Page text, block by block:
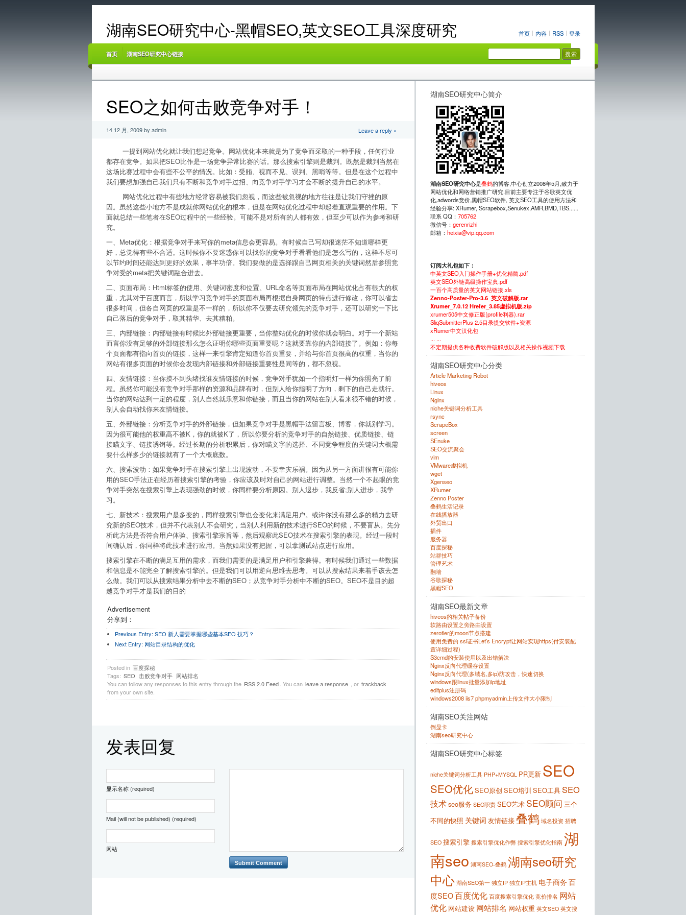
首页 内容 RSS 登录
湖南SEO研究中心-黑帽SEO,英文SEO工具深度研究
首页 湖南SEO研究中心链接
SEO之如何击败竞争对手！
14 12 月, 2009 by admin Leave a reply »
一提到网站优化就让我们想起竞争。网站优化本来就是为了竞争而采取的一种手段，任何行业
都存在竞争。如果把SEO比作是一场竞争异常比赛的话。那么搜索引擎则是裁判。既然是裁判当然在
这场比赛过程中会有些不公平的情况。比如：受贿、视而不见、误判、黑哨等等。但是在这个过程中
我们要想加强自己我们只有不断和竞争对手过招、向竞争对手学习才会不断的提升自己的水平。
网站优化过程中有些地方经常容易被我们忽视，而这些被忽视的地方往往是让我们守挫的原
因。虽然这些小地方不是成就你网站优化的根本，但是在网站优化过程中却起着直观重要的作用。下
面就总结一些笔者在SEO过程中的一些经验。可能不是对所有的人都有效，但至少可以作为参考和研
究。
一、Meta优化：根据竞争对手来写你的meta信息会更容易。有时候自己写却很迷茫不知道哪样更
好，总觉得有些不合适。这时候你不要迷惑你可以找你的竞争对手看看他们是怎么写的，这样不尽可
以节约时间还能达到更好的效果，事半功倍。我们要做的是选择跟自己网页相关的关键词然后参照竞
争对受的meta把关键词融合进去。
二、页面布局：Html标签的使用、关键词密度和位置、URL命名等页面布局在网站优化占有很大的权
重，尤其对于百度而言，所以学习竞争对手的页面布局再根据自身网页的特点进行修改，你可以省去
很多时间，但各自网页的权重是不一样的，所以你不仅要去研究领先的竞争对手，还可以研究一下比
自己落后的竞争对手，取其精华、去其糟粕。
三、内部链接：内部链接有时候比外部链接更重要，当你整站优化的时候你就会明白。对于一个新站
而言你没有足够的外部链接那么怎么证明你哪些页面重要呢？这就要靠你的内部链接了。例如：你每
个页面都有指向首页的链接，这样一来引擎肯定知道你首页重要，并给与你首页很高的权重，当你的
网站有很多页面的时候你会发现内部链接和外部链接重要性是同等的，都不忽视。
四、友情链接：当你摸不到头绪找谁友情链接的时候，竞争对手犹如一个指明灯一样为你照亮了前
程。虽然你可能没有竞争对手那样的资源和品牌有时，但别人给你指明了方向，剩下的自己走就行。
当你的网站达到一定的程度，别人自然就乐意和你链接，而且当你的网站在别人看来很不错的时候，
别人会自动找你来友情链接。
五、外部链接：分析竞争对手的外部链接，但如果竞争对手是黑帽手法留言板、博客，你就别学习。
因为很可能他的权重高不被K，你的就被K了，所以你要分析的竞争对手的自然链接、优质链接、链
接瞄文字、链接诱饵等。经过长期的分析积累后，你对瞄文字的选择、不同竞争程度的关键词大概需
要什么样多少的链接就有了一个大概底数。
六、搜索波动：如果竞争对手在搜索引擎上出现波动，不要幸灾乐祸。因为从另一方面讲很有可能你
用的SEO手法正在经历着搜索引擎的考验，你应该及时对自己的网站进行调整。当然一个不起眼的竞
争对手突然在搜索引擎上表现强劲的时候，你同样要分析原因。别人退步，我反省;别人进步，我学
习。
七、新技术：搜索用户是多变的，同样搜索引擎也会变化来满足用户。或许你没有那么多的精力去研
究新的SEO技术，但并不代表别人不会研究，当别人利用新的技术进行SEO的时候，不要盲从。先分
析此方法是否符合用户体验、搜索引擎宗旨等，然后观察此SEO技术在搜索引擎的表现。经过一段时
间确认后，你同样将此技术进行应用。当然如果没有把握，可以拿测试站点进行应用。
搜索引擎在不断的满足互用的需求，而我们需要的是满足用户和引擎兼得。有时候我们通过一些数据
和信息是不能完全了解搜索引擎的。但是我们可以用逆向思维去思考。可以从搜索结果来着手该去怎
么做。我们可以从搜索结果分析中去不断的SEO；从竞争对手分析中不断的SEO。SEO不是目的超
越竞争对手才是我们的目的
Advertisement
分享到：
Previous Entry: SEO 新人需要掌握哪些基本SEO 技巧？
Next Entry: 网站目录结构的优化
Posted in 百度探秘
Tags: SEO 击败竞争对手 网站排名
You can follow any responses to this entry through the RSS 2.0 Feed . You can leave a response , or trackback
from your own site.
发表回复
显示名称 (required)
Mail (will not be published) (required)
网站
湖南SEO研究中心简介
湖南SEO研究中心是叠鹤的博客,中心创立2008年5月,致力于
网站优化和网络营销推广研究.目前主要专注于谷歌英文优
化,adwords竞价,黑帽SEO软件, 英文SEO工具的使用方法和
经验分享: XRumer, Scrapebox,Senukex,AMR,BMD,TBS......
联系 QQ： 705762
微信号： gerenrizhi
邮箱： heixia@vip.qq.com
订阅大礼包如下：
中英文SEO入门操作手册+优化精髓.pdf
英文SEO外链高级操作宝典.pdf
一百个高质量的英文网站链接.xls
Zenno-Poster-Pro-3.6_英文破解版.rar
Xrumer_7.0.12 Hrefer_3.85虚拟机版.zip
xrumer505中文修正版(profile利器).rar
SliqSubmitterPlus 2.5目录提交软件+资源
xRumer中文汉化包
... ...
不定期提供各种收费软件破解版以及相关操作视频下载
湖南SEO研究中心分类
Article Marketing Robot
hiveos
Linux
Nginx
niche关键词分析工具
rsync
ScrapeBox
screen
SEnuke
SEO交流聚会
vim
VMware虚拟机
wget
Xgenseo
XRumer
Zenno Poster
叠鹤生活记录
在线播放器
外贸出口
插件
服务器
百度探秘
站群技巧
管理艺术
翻墙
谷歌探秘
黑帽SEO
湖南SEO最新文章
hiveos的相关帖子备份
软路由设置之旁路由设置
zerotier的moon节点搭建
使用免费的 ssl证书Let’s Encrypt让网站实现https(付安装配
置详细过程)
S3cmd的安装使用以及出错解决
Nginx反向代理缓存设置
Nginx反向代理(多域名,多ip)防攻击，快速切换
windows跟linux批量添加ip地址
editplus注册码
windows2008 iis7 phpmyadmin上传文件大小限制
湖南SEO关注网站
倒显卡
湖南seo研究中心
湖南SEO研究中心标签
niche关键词分析工具 PHP+MYSQL PR更新 SEO
SEO优化SEO原创 SEO培训 SEO工具 SEO
技术seo服务 SEO职责 SEO艺术 SEO顾问 三个
不同的快照 关键词 友情链接 叠鹤 域名投资 招聘
SEO 搜索引擎 搜索引擎优化作弊 搜索引擎优化指南 湖
南seo 湖南SEO-叠鹤 湖南seo研究
中心 湖南SEO第一 独立IP 独立IP主机 电子商务 百
度SEO百度优化 百度搜索引擎优化 竞价排名 网站
优化 网站建设 网站排名 网站权重 英文SEO 英文搜